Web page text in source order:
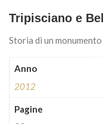
Tripisciano e
Storia di un monumento
Anno
2012
Pagine